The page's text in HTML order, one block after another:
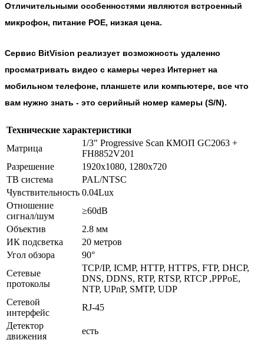
Отличительными особенностями являются встроенный
микрофон, питание POE, низкая цена.
Сервис BitVision реализует возможность удаленно
просматривать видео с камеры через Интернет на
мобильном телефоне, планшете или компьютере, все что
вам нужно знать - это серийный номер камеры (S/N).
Технические характеристики
Матрица
1/3" Progressive Scan КМОП GC2063 +
FH8852V201
Разрешение
1920х1080, 1280х720
ТВ система
PAL/NTSC
Чувствительность 0.04Lux
Отношение
сигнал/шум
≥60dB
Объектив
2.8 мм
ИК подсветка
20 метров
Угол обзора
90°
Сетевые
протоколы
TCP/IP, ICMP, HTTP, HTTPS, FTP, DHCP,
DNS, DDNS, RTP, RTSP, RTCP ,PPPoE,
NTP, UPnP, SMTP, UDP
Сетевой
интерфейс
RJ-45
Детектор
движения
есть